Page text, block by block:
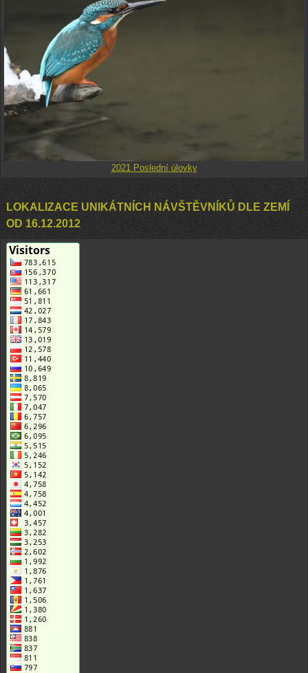
2021 Poslední úlovky
LOKALIZACE UNIKÁTNÍCH NÁVŠTĚVNÍKŮ DLE ZEMÍ
OD 16.12.2012